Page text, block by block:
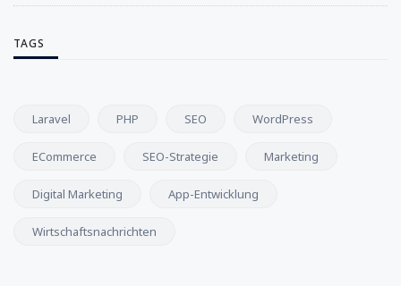
TAGS
Laravel PHP SEO WordPress
ECommerce SEO-Strategie Marketing
Digital Marketing App-Entwicklung
Wirtschaftsnachrichten